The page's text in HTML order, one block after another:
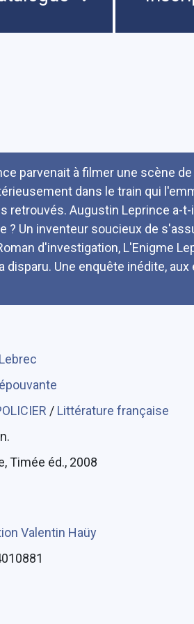
parvenait à filmer une scène
dans le train qui
retrouvés. Augustin Leprince a-
? Un inventeur soucieux de
d'investigation, L'Enigme
disparu. Une enquête inédite,
/ Littérature française
Timée éd., 2008
Valentin Haüy